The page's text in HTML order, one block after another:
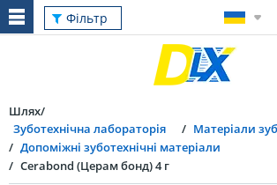
Фільтр
Шлях
Зуботехнічна лабораторія
Матеріали
Допоміжні зуботехнічні матеріали
Cerabond (Церам бонд) 4 г